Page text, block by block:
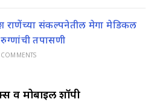
राणेंच्या संकल्पनेतील मेगा मेडिकल
तपासणी
व मोबाईल शॉपी